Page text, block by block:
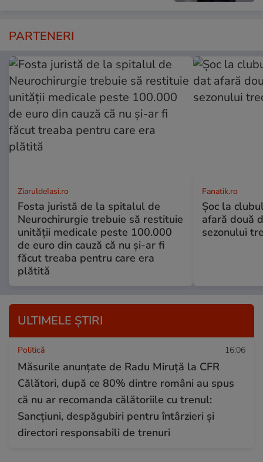
PARTENERI
ZiaruldeIasi.ro
Fosta juristă de la spitalul de
Neurochirurgie trebuie să restituie
unității medicale peste 100.000
de euro din cauză că nu și-ar fi
făcut treaba pentru care era
plătită
Fanatik.ro
Șoc la
afară două
sezonului
ULTIMELE ȘTIRI
Politică 16:06
Măsurile anunțate de Radu Miruță la CFR
Călători, după ce 80% dintre români au spus
că nu ar recomanda călătoriile cu trenul:
Sancțiuni, despăgubiri pentru întârzieri și
directori responsabili de trenuri